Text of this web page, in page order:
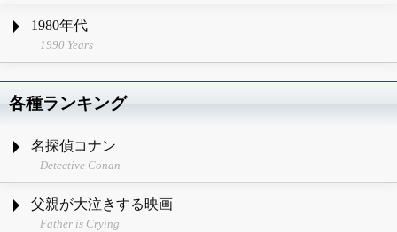
1980年代
1990 Years
各種ランキング
名探偵コナン
Detective Conan
父親が大泣きする映画
Father is Crying